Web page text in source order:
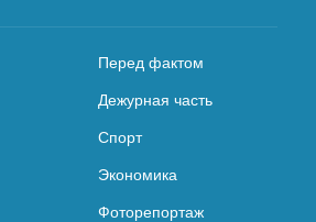
Перед фактом
Дежурная часть
Спорт
Экономика
Фоторепортаж